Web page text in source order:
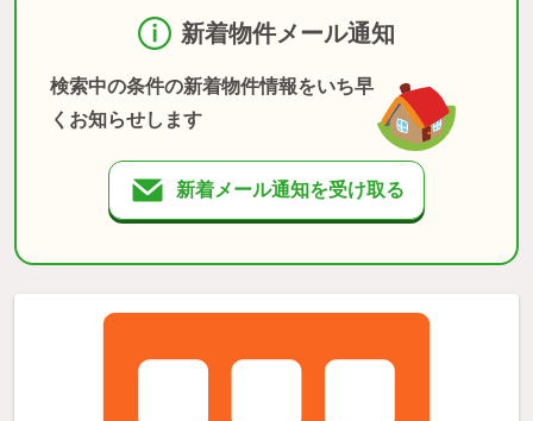
新着物件メール通知
検索中の条件の新着物件情報をいち早
くお知らせします
新着メール通知を受け取る